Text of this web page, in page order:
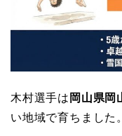
木村選手は 岡山県岡
い地域で育ちました。